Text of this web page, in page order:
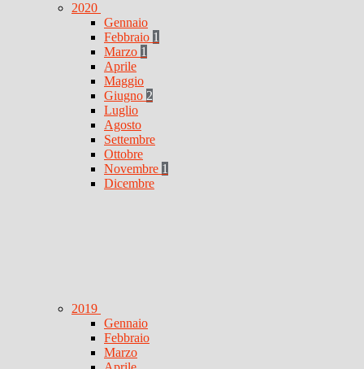
2020
Gennaio
Febbraio 1
Marzo 1
Aprile
Maggio
Giugno 2
Luglio
Agosto
Settembre
Ottobre
Novembre 1
Dicembre
2019
Gennaio
Febbraio
Marzo